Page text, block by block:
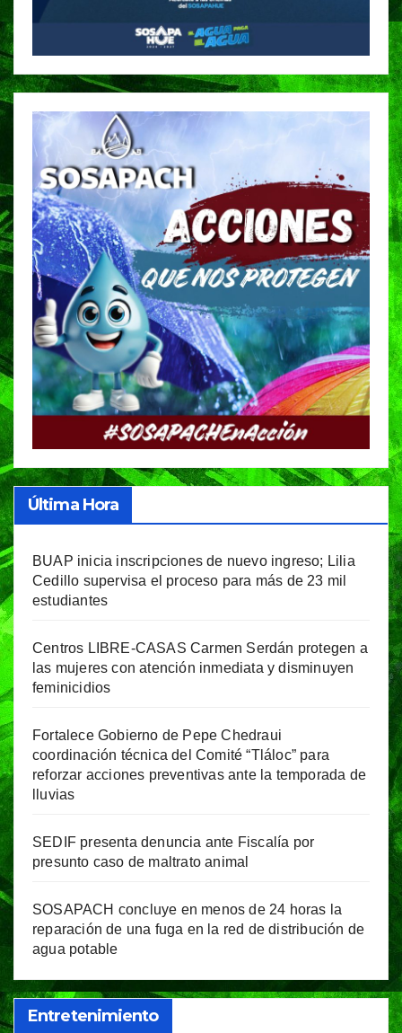
Última Hora
BUAP inicia inscripciones de nuevo ingreso; Lilia
Cedillo supervisa el proceso para más de 23 mil
estudiantes
Centros LIBRE-CASAS Carmen Serdán protegen a
las mujeres con atención inmediata y disminuyen
feminicidios
Fortalece Gobierno de Pepe Chedraui
coordinación técnica del Comité “Tláloc” para
reforzar acciones preventivas ante la temporada de
lluvias
SEDIF presenta denuncia ante Fiscalía por
presunto caso de maltrato animal
SOSAPACH concluye en menos de 24 horas la
reparación de una fuga en la red de distribución de
agua potable
Entretenimiento